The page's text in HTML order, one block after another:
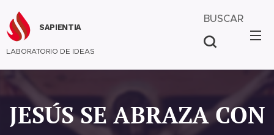
SAPIENTIA
LABORATORIO DE IDEAS
BUSCAR
JESÚS SE ABRAZA CON